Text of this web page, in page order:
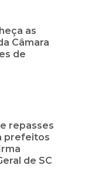
as
Câmara
de
repasses
prefeitos
de SC